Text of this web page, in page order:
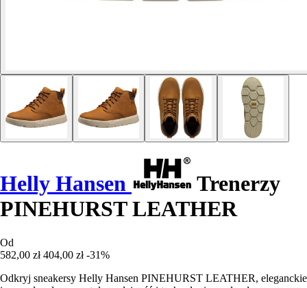
Helly Hansen
Trenerzy
PINEHURST LEATHER
Od
582,00 zł 404,00 zł -31%
Odkryj sneakersy Helly Hansen PINEHURST LEATHER, eleganckie